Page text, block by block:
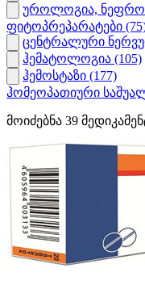
უროლოგია,
ფიტოპრეპარატები
ცენტრალური
ჰემატოლოგია (105)
ჰემოსტაზი (177)
ჰომეოპათიური
მოიძებნა 39